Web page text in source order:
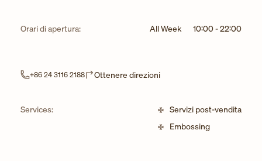
Orari di apertura: All Week 10:00-22:00
+86 24 3116 2188 Ottenere direzioniLink Opens in New Tab
Services:
Servizi post-vendita
Embossing